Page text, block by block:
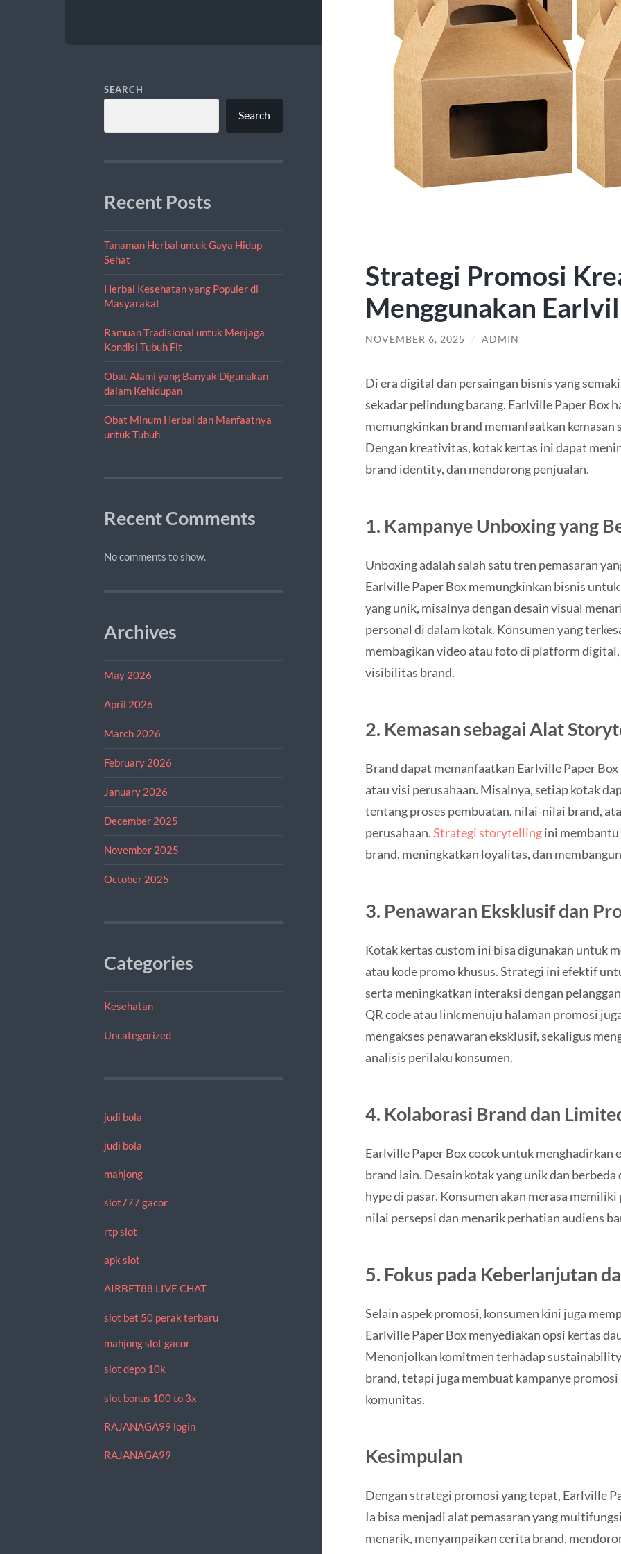
SEARCH
Search
Recent Posts
Tanaman Herbal untuk Gaya Hidup
Sehat
Herbal Kesehatan yang Populer di
Masyarakat
Ramuan Tradisional untuk Menjaga
Kondisi Tubuh Fit
Obat Alami yang Banyak Digunakan
dalam Kehidupan
Obat Minum Herbal dan Manfaatnya
untuk Tubuh
Recent Comments
No comments to show.
Archives
May 2026
April 2026
March 2026
February 2026
January 2026
December 2025
November 2025
October 2025
Categories
Kesehatan
Uncategorized
judi bola
judi bola
mahjong
slot777 gacor
rtp slot
apk slot
AIRBET88 LIVE CHAT
slot bet 50 perak terbaru
mahjong slot gacor
slot depo 10k
slot bonus 100 to 3x
RAJANAGA99 login
RAJANAGA99
Strategi Promosi
Menggunakan
NOVEMBER 6, 2025 / ADMIN
Di era digital dan persaingan bisnis yang
sekadar pelindung barang. Earlville Paper Box
memungkinkan brand memanfaatkan
Dengan kreativitas, kotak kertas ini dapat
brand identity, dan mendorong penjualan.
1. Kampanye Unboxing yang
Unboxing adalah salah satu tren pemasaran
Earlville Paper Box memungkinkan bisnis
yang unik, misalnya dengan desain visual
personal di dalam kotak. Konsumen yang
membagikan video atau foto di platform
visibilitas brand.
2. Kemasan sebagai Alat
Brand dapat memanfaatkan Earlville Paper
atau visi perusahaan. Misalnya, setiap kotak
tentang proses pembuatan, nilai-nilai brand,
perusahaan.Strategi storytellingini membantu
brand, meningkatkan loyalitas, dan
3. Penawaran Eksklusif dan
Kotak kertas custom ini bisa digunakan untuk
atau kode promo khusus. Strategi ini efektif
serta meningkatkan interaksi dengan
QR code atau link menuju halaman promosi
mengakses penawaran eksklusif, sekaligus
analisis perilaku konsumen.
4. Kolaborasi Brand dan
Earlville Paper Box cocok untuk menghadirkan
brand lain. Desain kotak yang unik dan
hype di pasar. Konsumen akan merasa
nilai persepsi dan menarik perhatian audiens
5. Fokus pada Keberlanjutan
Selain aspek promosi, konsumen kini juga
Earlville Paper Box menyediakan opsi kertas
Menonjolkan komitmen terhadap
brand, tetapi juga membuat kampanye
komunitas.
Kesimpulan
Dengan strategi promosi yang tepat, Earlville
Ia bisa menjadi alat pemasaran yang
menarik, menyampaikan cerita brand,